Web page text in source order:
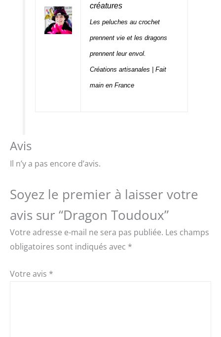
créatures
Les peluches au crochet
prennent vie et les dragons
prennent leur envol.
Créations artisanales | Fait
main en France
Avis
Il n’y a pas encore d’avis.
Soyez le premier à laisser votre
avis sur “Dragon Toudoux”
Votre adresse e-mail ne sera pas publiée. Les champs
obligatoires sont indiqués avec *
Votre avis *